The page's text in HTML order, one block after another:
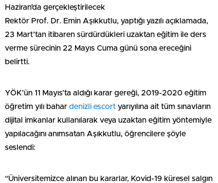
Haziran’da gerçekleştirilecek
Rektör Prof. Dr. Emin Aşıkkutlu, yaptığı yazılı açıklamada,
23 Mart’tan itibaren sürdürdükleri uzaktan eğitim ile ders
verme sürecinin 22 Mayıs Cuma günü sona ereceğini
belirtti.
YÖK’ün 11 Mayıs’ta aldığı karar gereği, 2019-2020 eğitim
öğretim yılı bahar denizli escort yarıyılına ait tüm sınavların
dijital imkanlar kullanılarak veya uzaktan eğitim yöntemiyle
yapılacağını anımsatan Aşıkkutlu, öğrencilere şöyle
seslendi:
“Üniversitemizce alınan bu kararlar, Kovid-19 küresel salgın